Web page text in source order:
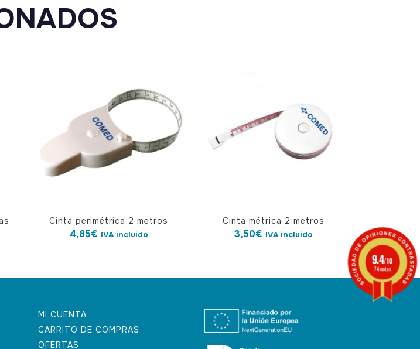
Cinta perimétrica 2 metros
4,85€ IVA incluido
Cinta métrica 2 metros
3,50€ IVA incluido
MI CUENTA
CARRITO DE COMPRAS
OFERTAS
9.4/10
74 notas